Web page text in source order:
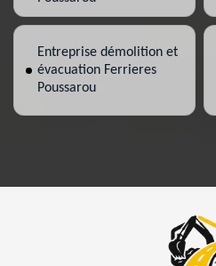
Entreprise démolition et
évacuation Ferrieres
Poussarou